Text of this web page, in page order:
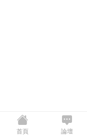
首頁 論壇